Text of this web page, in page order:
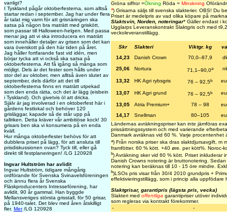
vanligt?
I Tyskland pågår oktoberfesterna, som alltså
startar redan i september. Jag har under flera
år talat mig varm för att grisnäringen ska
satsa på någon bra maträtt med griskött,
som passar till Halloween-helgen. Med passa
menar jag att vi ska introducera en maträtt
som innehåller detaljer av grisen som det kan
vara överskott på den här tiden på året.
Jag håller fortfarande fast vid idén, men
börjar tycka att vi också ska satsa på
oktoberfesterna. Att få igång så många som
möjligt. Dels är det fester som hålls under
stor del av oktober, men alltså även slutet av
september, dels därför att det till
oktoberfesterna finns en maträtt utpekad
som den enda rätta, och det är lägg (eisbein
i Tyskland). Och givetvis öl att dricka.
Själv är jag involverad i en oktoberfest här i
gårdens festlokal och behöver 120
grisläggar, kapade så de står upp på
tallriken. Detta kräver vår ambitiöse kock! 30
grisars ben ska vi konsumera på en enda
kväll.
Hur många oktoberfester behövs för att
dubblera priset på lägg, för att ansluta till
prisdiskussionen ovan? Tyck till, eller gå
direkt till festplaneringen! /LG 120928
Ingvar Hultström har avlidit
Ingvar Hultström, tidigare mångårig
ordförande för Svenska Svinavelsföreningen
och ännu flera år Svenska
Fläskproducenters Intresseförening, har
avlidit, 90 år gammal. Han byggde
Mellansveriges största grisstall, för 50 grisar,
på 1940-talet. Det blev med åren åtskilligt
fler. Mer/LG 120928
Gröna siffror =Ökning Röda = Minskning
a) Grisarna säljs till svenska slakterier. OBS! Du
Priset är medelpris av vad olika köpare på
Slaktsvin, Norden, noteringar* Gäller endast i
Ugglarps Leveranskontrakt Slaktgris och med t
veckoleveranstillägg.
Skr Slakteri Viktgr. kg
14,23
Danish Crown 70,0–87,9
25,06
Nortura 71,1–90,0a
13,32 HK Agri rybsgris 76 – 92,5b
13,07 HK Agri grund 76 – 92,5b
13,05 Atria Premium+ 78 – 98
14,17
Snellman 80–105
Ländernas avräkningspriser kan inte jämföras
prissättningssystem och med varierande
Danmark avräknas vid 60 %. Varje procentenhet
a) Från norska priser ska dras slaktdjursavgift, m
framfötter. 60 % kött. +40 øre. per kött%. Noroc-
b) Avräkning sker vid 60 % kött. Priset inkluderar
Danish Crowns notering är bruttonotering.
notering kan beräknas till 10 - 15 öre mindre.
b)LSOs pris visar från 30/4 2010 grundpris +
effektivieringstillägg, som i princip alla uppfödare
Slaktgrisar, garantipris (lägsta pris, vecka)
Slakteri med offentliga garantipriser utöver
som regleras via kontrakt förekommer.
-
-